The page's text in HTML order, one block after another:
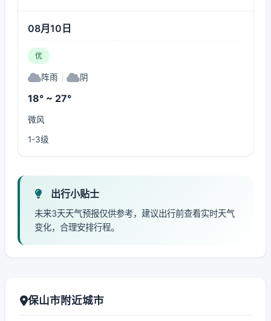
08月10日
优
阵雨 阴
18° ~ 27°
微风
1-3级
出行小贴士
未来3天天气预报仅供参考，建议出行前查看实时天气
变化，合理安排行程。
保山市附近城市